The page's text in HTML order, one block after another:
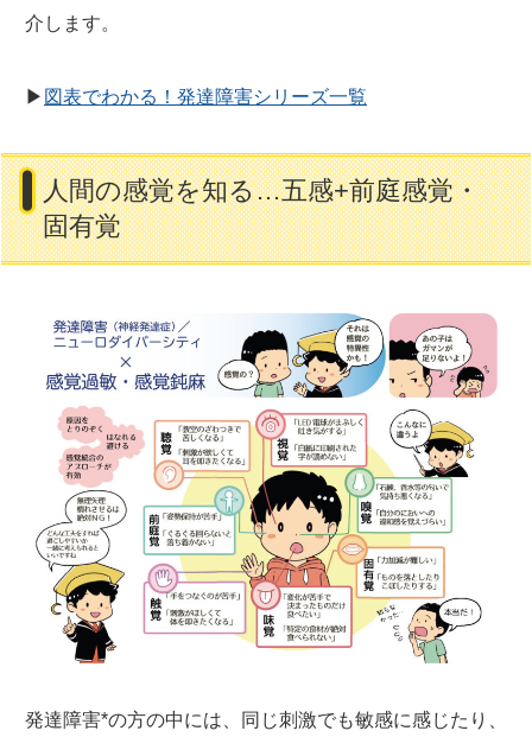
介します。
▶ 図表でわかる！発達障害シリーズ一覧
人間の感覚を知る…五感+前庭感覚・
固有覚
発達障害*の方の中には、同じ刺激でも敏感に感じたり、